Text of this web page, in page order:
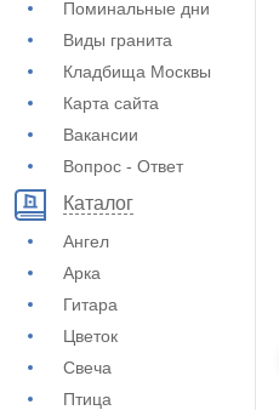
Поминальные дни
Виды гранита
Кладбища Москвы
Карта сайта
Вакансии
Вопрос - Ответ
Каталог
Ангел
Арка
Гитара
Цветок
Свеча
Птица